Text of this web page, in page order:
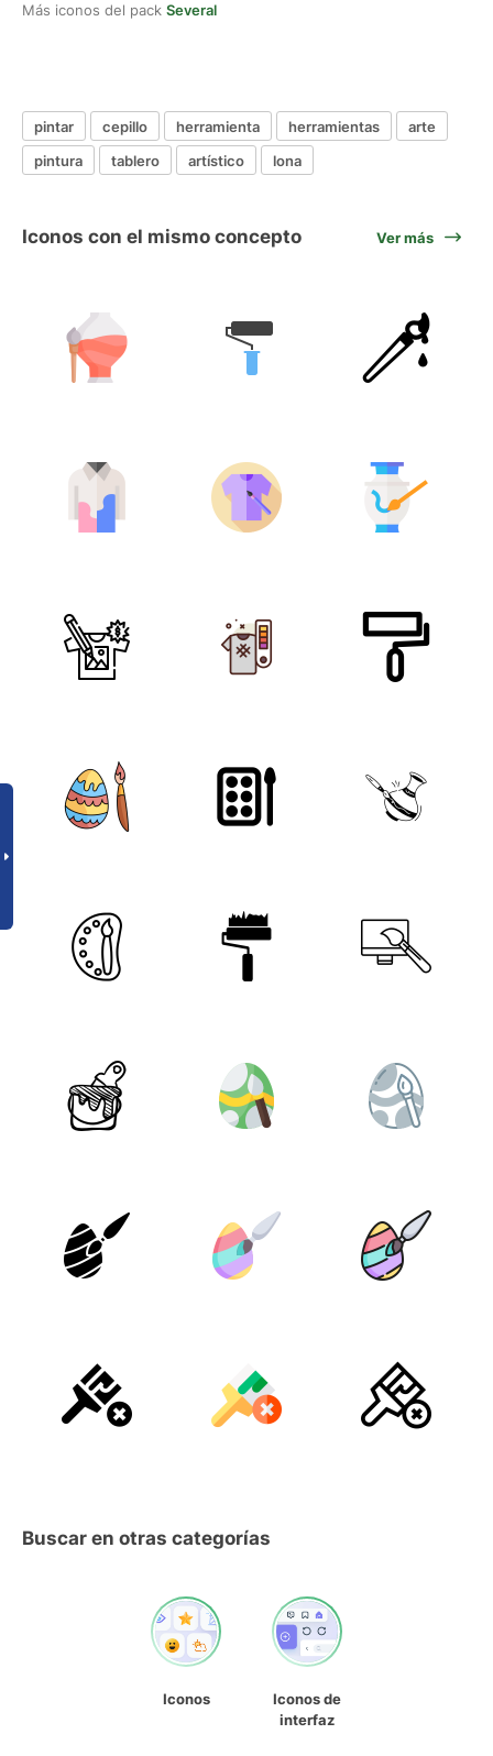
Más iconos del pack Several
pintar cepillo herramienta herramientas
arte
pintura
tablero artístico lona
Iconos con el mismo concepto Ver más
Buscar en otras categorías
Iconos
Iconos de
interfaz